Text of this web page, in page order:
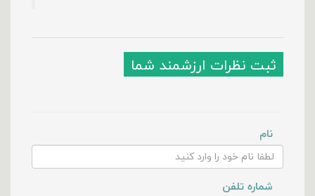
ثبت نظرات ارزشمند شما
نام
شماره تلفن